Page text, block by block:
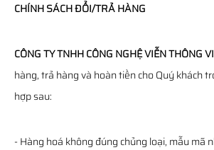
CHÍNH SÁCH ĐỔI/TRẢ HÀNG
CÔNG TY TNHH CÔNG NGHỆ VIỄN THÔNG
hàng, trả hàng và hoàn tiền cho Quý khách
hợp sau:
- Hàng hoá không đúng chủng loại, mẫu mã